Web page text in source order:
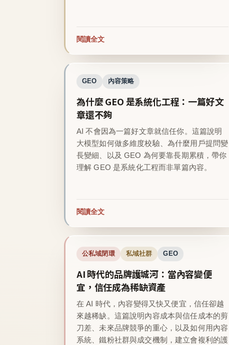
閱讀全文
GEO 內容策略
為什麼 GEO 是系統化工程：一篇好文
章還不夠
AI 不會因為一篇好文章就信任你。這篇說明
大模型如何做多維度校驗、為什麼用戶提問變
長變細、以及 GEO 為何要靠長期累積，帶你
理解 GEO 是系統化工程而非單篇內容。
閱讀全文
公私域閉環 私域社群 GEO
AI 時代的品牌護城河：當內容變便
宜，信任成為稀缺資產
在 AI 時代，內容變得又快又便宜，信任卻越
來越稀缺。這篇說明內容成本與信任成本的剪
刀差、未來品牌競爭的重心，以及如何用內容
系統、鐵粉社群與成交機制，建立會複利的護